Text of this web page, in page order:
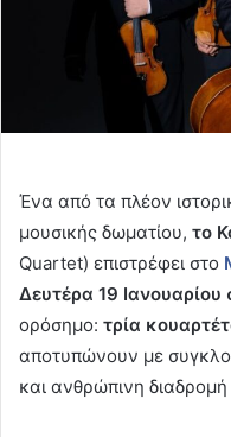
Ένα από τα πλέον
μουσικής δωματίου, το
Quartet) επιστρέφει στο
Δευτέρα 19 Ιανουαρίου
ορόσημο: τρία
αποτυπώνουν με
και ανθρώπινη